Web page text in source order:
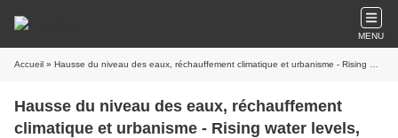
MENU
Accueil » Hausse du niveau des eaux, réchauffement climatique et urbanisme - Rising water levels, global warming and urban planning
Hausse du niveau des eaux, réchauffement
climatique et urbanisme - Rising water levels,